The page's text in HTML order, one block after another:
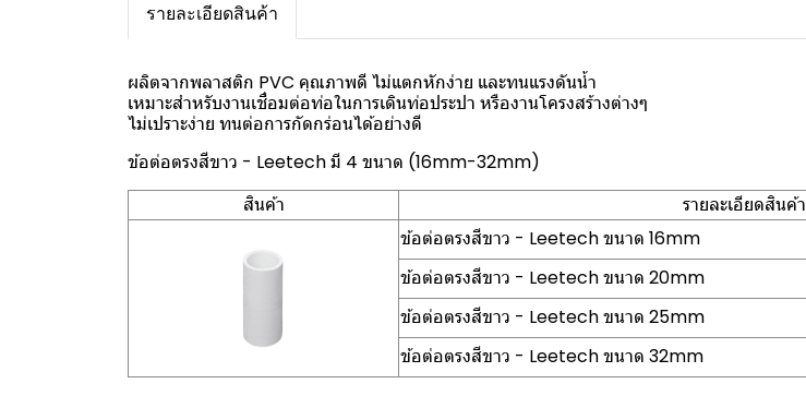
รายละเอียดสินค้า
ผลิตจากพลาสติก PVC คุณภาพดี ไม่แตกหักง่าย และทนแรงดันน้ำ
เหมาะสำหรับงานเชื่อมต่อท่อในการเดินท่อประปา หรืองานโครงสร้างต่างๆ
ไม่เปราะง่าย ทนต่อการกัดกร่อนได้อย่างดี
ข้อต่อตรงสีขาว - Leetech มี 4 ขนาด (16mm-32mm)
สินค้า
รายละเอียดสินค้า
ข้อต่อตรงสีขาว - Leetech ขนาด 16mm
ข้อต่อตรงสีขาว - Leetech ขนาด 20mm
ข้อต่อตรงสีขาว - Leetech ขนาด 25mm
ข้อต่อตรงสีขาว - Leetech ขนาด 32mm